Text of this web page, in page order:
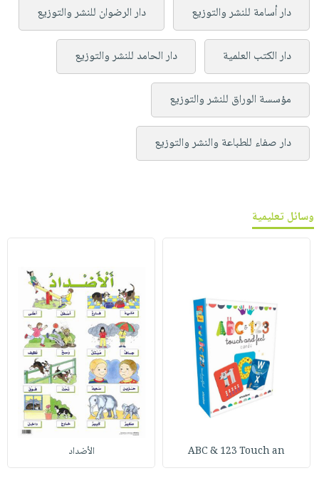
دار أسامة للنشر والتوزيع دار الرضوان للنشر والتوزيع
دار الكتب العلمية دار الحامد للنشر والتوزيع
مؤسسة الوراق للنشر والتوزيع
دار صفاء للطباعة والنشر والتوزيع
وسائل تعليمية
ABC & 123 Touch an الأضداد